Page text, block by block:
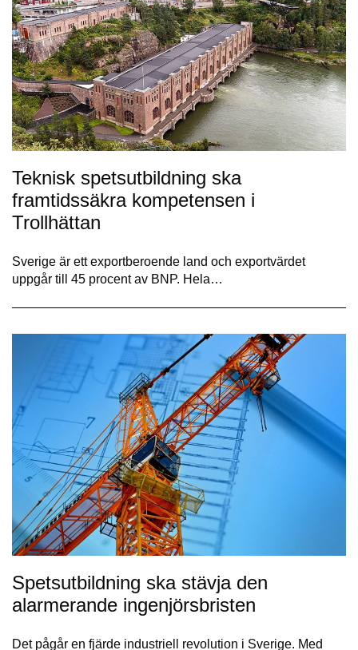
Teknisk spetsutbildning ska
framtidssäkra kompetensen i
Trollhättan
Sverige är ett exportberoende land och exportvärdet
uppgår till 45 procent av BNP. Hela…
Spetsutbildning ska stävja den
alarmerande ingenjörsbristen
Det pågår en fjärde industriell revolution i Sverige. Med